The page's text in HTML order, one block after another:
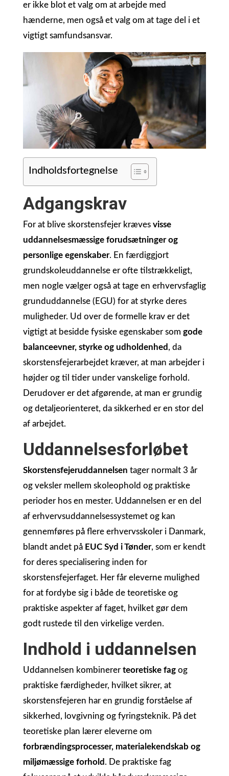
er ikke blot et valg om at arbejde med
hænderne, men også et valg om at tage del i et
vigtigt samfundsansvar.
Indholdsfortegnelse
Adgangskrav
For at blive skorstensfejer kræves visse
uddannelsesmæssige forudsætninger og
personlige egenskaber. En færdiggjort
grundskoleuddannelse er ofte tilstrækkeligt,
men nogle vælger også at tage en erhvervsfaglig
grunduddannelse (EGU) for at styrke deres
muligheder. Ud over de formelle krav er det
vigtigt at besidde fysiske egenskaber som gode
balanceevner, styrke og udholdenhed , da
skorstensfejerarbejdet kræver, at man arbejder i
højder og til tider under vanskelige forhold.
Derudover er det afgørende, at man er grundig
og detaljeorienteret, da sikkerhed er en stor del
af arbejdet.
Uddannelsesforløbet
Skorstensfejeruddannelsen tager normalt 3 år
og veksler mellem skoleophold og praktiske
perioder hos en mester. Uddannelsen er en del
af erhvervsuddannelsessystemet og kan
gennemføres på flere erhvervsskoler i Danmark,
blandt andet på EUC Syd i Tønder, som er kendt
for deres specialisering inden for
skorstensfejerfaget. Her får eleverne mulighed
for at fordybe sig i både de teoretiske og
praktiske aspekter af faget, hvilket gør dem
godt rustede til den virkelige verden.
Indhold i uddannelsen
Uddannelsen kombinerer teoretiske fagog
praktiske færdigheder, hvilket sikrer, at
skorstensfejeren har en grundig forståelse af
sikkerhed, lovgivning og fyringsteknik. På det
teoretiske plan lærer eleverne om
forbrændingsprocesser, materialekendskab og
miljømæssige forhold . De praktiske fag